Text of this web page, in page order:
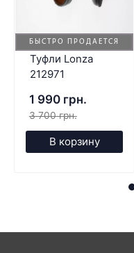
БЫСТРО ПРОДАЕТСЯ
Туфли Lonza
212971
1 990 грн.
3 700 грн.
В корзину